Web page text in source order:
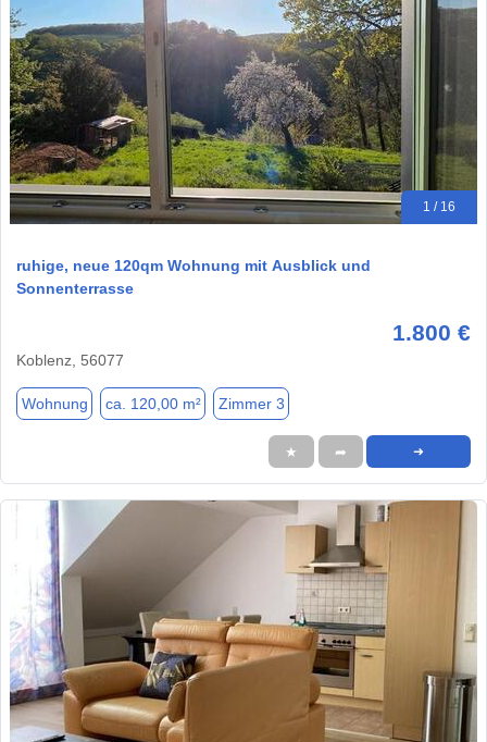
1 / 16
ruhige, neue 120qm Wohnung mit Ausblick und
Sonnenterrasse
1.800 €
Koblenz, 56077
Wohnung ca. 120,00 m² Zimmer 3
★ ➦ ➜